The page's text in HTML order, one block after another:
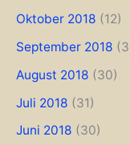
Oktober 2018 (12)
September 2018
August 2018 (30)
Juli 2018 (31)
Juni 2018 (30)